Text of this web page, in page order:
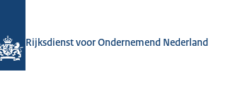
Rijksdienst voor Ondernemend Nederland